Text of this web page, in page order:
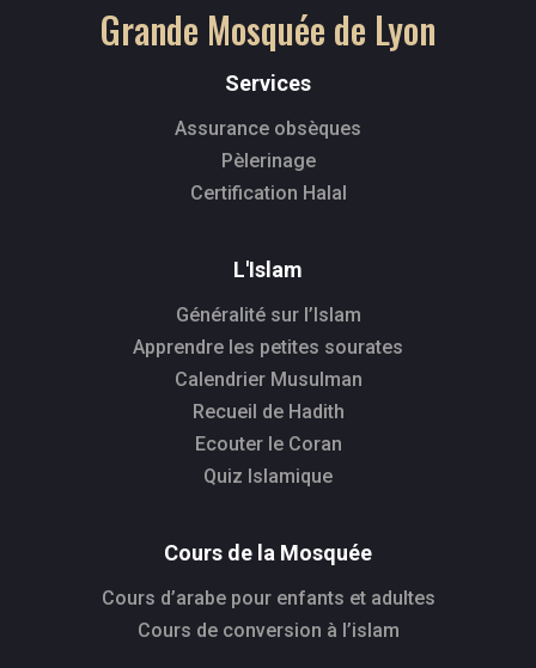
Grande Mosquée de Lyon
Services
Assurance obsèques
Pèlerinage
Certification Halal
L'Islam
Généralité sur l’Islam
Apprendre les petites sourates
Calendrier Musulman
Recueil de Hadith
Ecouter le Coran
Quiz Islamique
Cours de la Mosquée
Cours d’arabe pour enfants et adultes
Cours de conversion à l’islam